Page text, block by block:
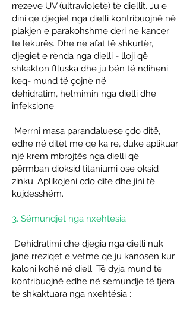
rrezeve UV (ultravioletë) të diellit. Ju e
dini që djegiet nga dielli kontribuojnë në
plakjen e parakohshme deri ne kancer
te lëkurës. Dhe në afat të shkurtër,
djegiet e rënda nga dielli - lloji që
shkakton flluska dhe ju bën të ndiheni
keq- mund të çojnë në
dehidratim, helmimin nga dielli dhe
infeksione.
Merrni masa parandaluese çdo ditë,
edhe në ditët me qe ka re, duke aplikuar
një krem ​​mbrojtës nga dielli që
përmban dioksid titaniumi ose oksid
zinku. Aplikojeni cdo dite dhe jini të
kujdesshëm.
3. Sëmundjet nga nxehtësia
Dehidratimi dhe djegia nga dielli nuk
janë rreziqet e vetme që ju kanosen kur
kaloni kohë në diell. Të dyja mund të
kontribuojnë edhe në sëmundje të tjera
të shkaktuara nga nxehtësia :